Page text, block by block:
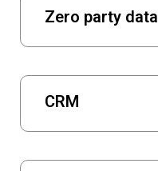
Zero party data
CRM